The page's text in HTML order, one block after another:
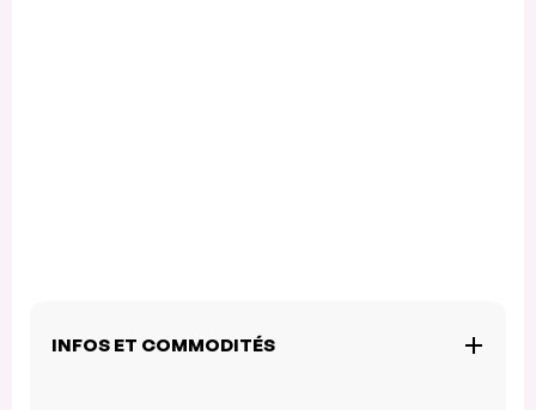
INFOS ET COMMODITÉS